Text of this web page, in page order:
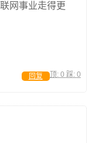
网事业走得更
顶: 0 踩: 0
回复